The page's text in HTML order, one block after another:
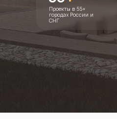
Проекты в 55+
городах России и
СНГ